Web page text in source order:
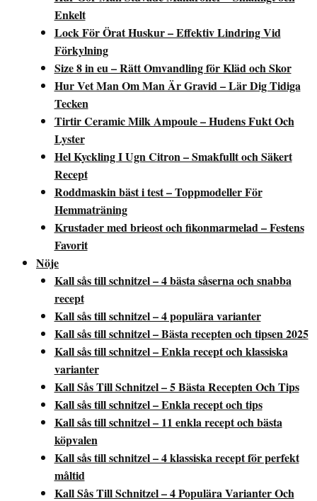
Enkelt
Lock För Örat Huskur – Effektiv Lindring Vid
Förkylning
Size 8 in eu – Rätt Omvandling för Kläd och Skor
Hur Vet Man Om Man Är Gravid – Lär Dig Tidiga
Tecken
Tirtir Ceramic Milk Ampoule – Hudens Fukt Och
Lyster
Hel Kyckling I Ugn Citron – Smakfullt och Säkert
Recept
Roddmaskin bäst i test – Toppmodeller För
Hemmaträning
Krustader med brieost och fikonmarmelad – Festens
Favorit
Nöje
Kall sås till schnitzel – 4 bästa såserna och snabba
recept
Kall sås till schnitzel – 4 populära varianter
Kall sås till schnitzel – Bästa recepten och tipsen 2025
Kall sås till schnitzel – Enkla recept och klassiska
varianter
Kall Sås Till Schnitzel – 5 Bästa Recepten Och Tips
Kall sås till schnitzel – Enkla recept och tips
Kall sås till schnitzel – 11 enkla recept och bästa
köpvalen
Kall sås till schnitzel – 4 klassiska recept för perfekt
måltid
Kall Sås Till Schnitzel – 4 Populära Varianter Och